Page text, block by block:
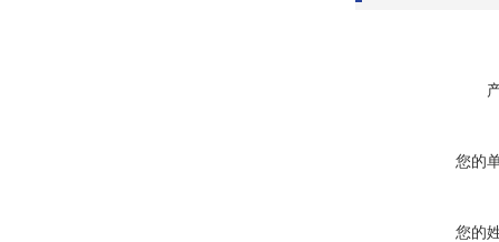
您的
您的